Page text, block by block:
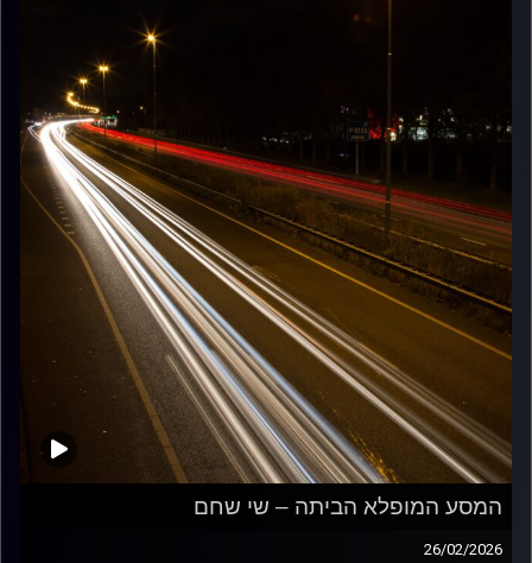
המסע המופלא הביתה – שי שחם
26/02/2026